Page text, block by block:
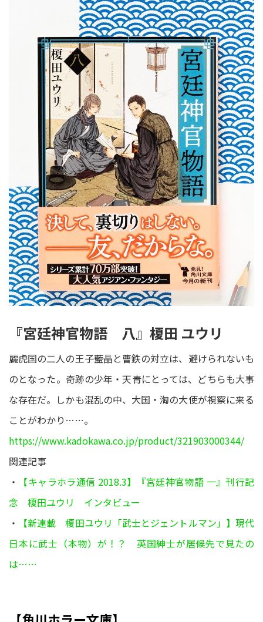
『宮廷神官物語 八』榎田 ユウリ
麗虎国の二人の王子――藍晶と曹鉄の対立は、避けられないも
のとなった。奇跡の少年・天青にとっては、どちらも大事
な存在だ。しかも混乱の中、大国・淘の大使が視察に来る
ことがわかり……。
https://www.kadokawa.co.jp/product/321903000344/
関連記事
・
【キャラホラ通信 2018.3】『宮廷神官物語 一』刊行記
念 榎田ユウリ インタビュー
・
【新連載 榎田ユウリ「武士とジェントルマン」】現代
日本に武士（本物）が！？ 英国紳士が居候先で見たの
は……